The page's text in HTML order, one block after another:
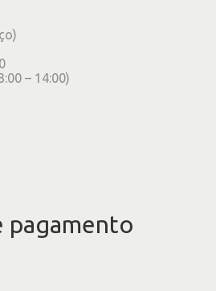
– 14:00)
pagamento